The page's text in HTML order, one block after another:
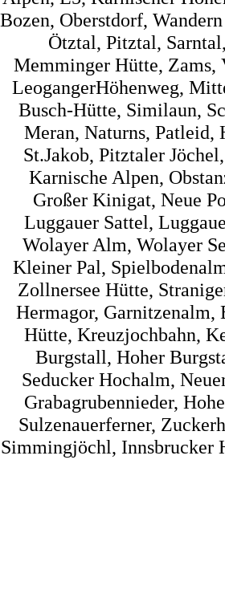
Bozen, Oberstdorf,
Ötztal, Pitztal,
Memminger Hütte, Zams,
LeogangerHöhenweg,
Busch-Hütte, Similaun,
Meran, Naturns, Patleid,
St.Jakob, Pitztaler
Karnische Alpen,
Großer Kinigat, Neue
Luggauer Sattel,
Wolayer Alm, Wolayer
Kleiner Pal,
Zollnersee Hütte,
Hermagor, Garnitzenalm,
Hütte, Kreuzjochbahn,
Burgstall, Hoher
Seducker Hochalm,
Grabagrubennieder,
Sulzenauerferner,
Simmingjöchl, Innsbrucker